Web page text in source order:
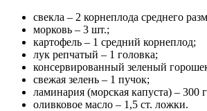
свекла – 2 корнеплода среднего
морковь – 3 шт.;
картофель – 1 средний корнеплод;
лук репчатый – 1 головка;
консервированный зеленый
свежая зелень – 1 пучок;
ламинария (морская капуста) – 300
оливковое масло – 1,5 ст. ложки.